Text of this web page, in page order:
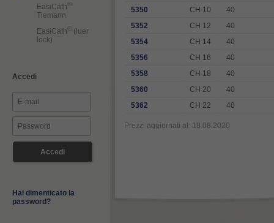
EasiCath ®
Tiemann
EasiCath ® (luer
lock)
Accedi
Hai dimenticato la
password?
5350
CH 10
40
5352
CH 12
40
5354
CH 14
40
5356
CH 16
40
5358
CH 18
40
5360
CH 20
40
5362
CH 22 40
Prezzi aggiornati al: 18.08.2020